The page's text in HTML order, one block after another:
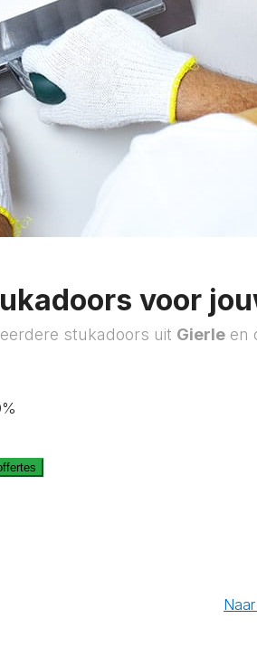
voor
stukadoors uit Gierle en